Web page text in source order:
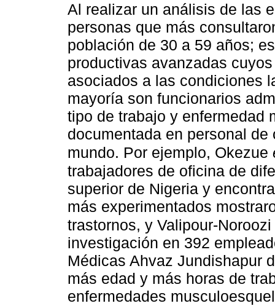
Al realizar un análisis de las
personas que más
población de 30 a 59 años;
productivas avanzadas
asociados a las condiciones
mayoría son funcionarios
tipo de trabajo y enfermedad
documentada en personal
mundo. Por ejemplo, Okezue
trabajadores de oficina de
superior de Nigeria y
más experimentados
trastornos, y Valipour-Noroozi
investigación en 392
Médicas Ahvaz Jundishapur
más edad y más horas de
enfermedades